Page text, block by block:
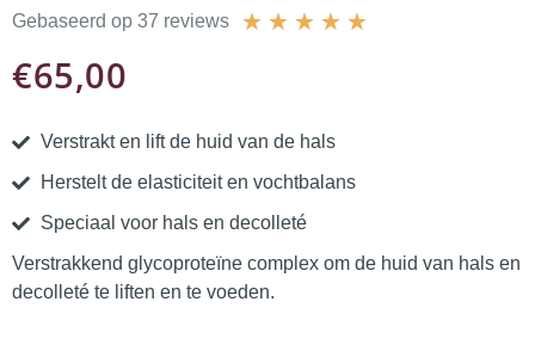
Gebaseerd op 37 reviews ★ ★ ★ ★ ★
€65,00
Verstrakt en lift de huid van de hals
Herstelt de elasticiteit en vochtbalans
Speciaal voor hals en decolleté
Verstrakkend glycoproteïne complex om de huid van hals en
decolleté te liften en te voeden.